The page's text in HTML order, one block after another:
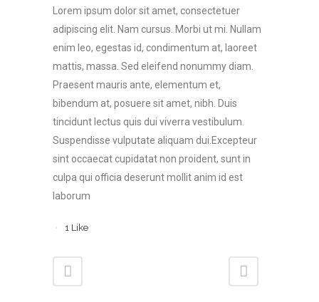
Lorem ipsum dolor sit amet, consectetuer
adipiscing elit. Nam cursus. Morbi ut mi. Nullam
enim leo, egestas id, condimentum at, laoreet
mattis, massa. Sed eleifend nonummy diam.
Praesent mauris ante, elementum et,
bibendum at, posuere sit amet, nibh. Duis
tincidunt lectus quis dui viverra vestibulum.
Suspendisse vulputate aliquam dui.Excepteur
sint occaecat cupidatat non proident, sunt in
culpa qui officia deserunt mollit anim id est
laborum
1 Like